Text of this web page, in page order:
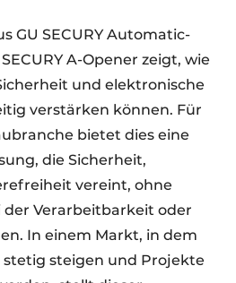
GU SECURY Automatic-
A-Opener zeigt, wie
und elektronische
verstärken können. Für
bietet dies eine
die Sicherheit,
vereint, ohne
Verarbeitbarkeit oder
In einem Markt, in dem
steigen und Projekte